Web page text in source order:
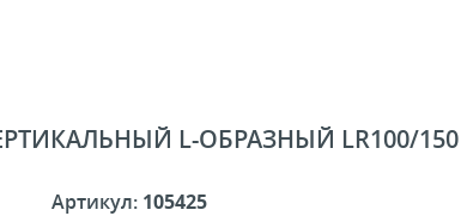
L-ОБРАЗНЫЙ LR100/150
Артикул: 105425